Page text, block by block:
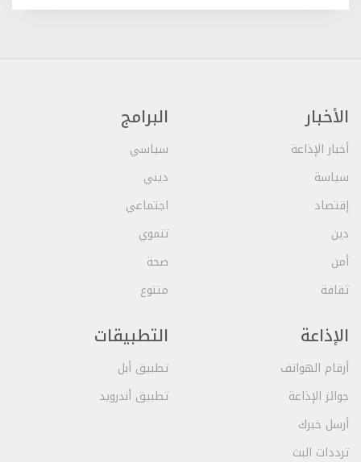
الأخبار
أخبار الإذاعة
سياسة
إقتصاد
دين
أمن
ثقافة
البرامج
سياسي
ديني
اجتماعي
تنموي
صحة
متنوع
الإذاعة
أرقام الهواتف
جوائز الإذاعة
أرسل خبرك
ترددات البث
التطبيقات
تطبيق أبل
تطبيق أندرويد